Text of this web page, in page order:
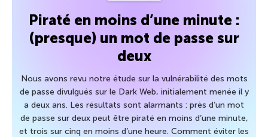
Piraté en moins d’une minute :
(presque) un mot de passe sur
deux
Nous avons revu notre étude sur la vulnérabilité des mots
de passe divulgués sur le Dark Web, initialement menée il y
a deux ans. Les résultats sont alarmants : près d’un mot
de passe sur deux peut être piraté en moins d’une minute,
et trois sur cinq en moins d’une heure. Comment éviter les